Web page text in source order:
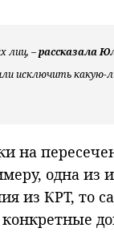
лиц, –рассказала
исключить
одна
из КРТ, то